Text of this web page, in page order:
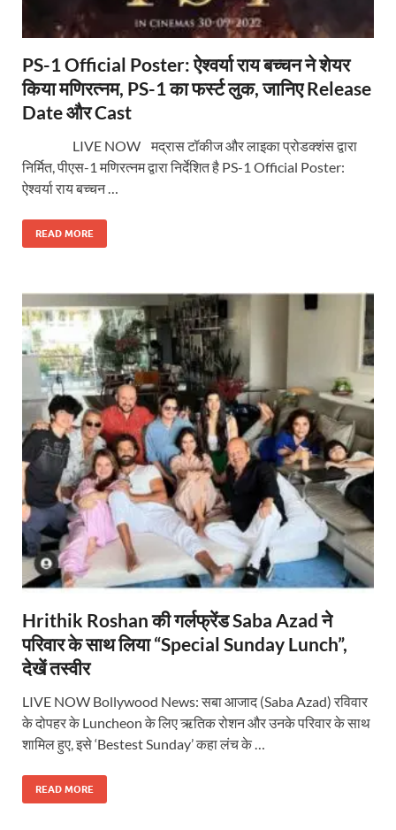
PS-1 Official Poster: ऐश्वर्या राय बच्चन ने शेयर
किया मणिरत्नम, PS-1 का फर्स्ट लुक, जानिए Release
Date और Cast
LIVE NOW मद्रास टॉकीज और लाइका प्रोडक्शंस द्वारा
निर्मित, पीएस-1 मणिरत्नम द्वारा निर्देशित है PS-1 Official Poster:
ऐश्वर्या राय बच्चन …
READ MORE
Hrithik Roshan की गर्लफ्रेंड Saba Azad ने
परिवार के साथ लिया “Special Sunday Lunch”,
देखें तस्वीर
LIVE NOW Bollywood News: सबा आजाद (Saba Azad) रविवार
के दोपहर के Luncheon के लिए ऋतिक रोशन और उनके परिवार के साथ
शामिल हुए, इसे ‘Bestest Sunday’ कहा लंच के …
READ MORE